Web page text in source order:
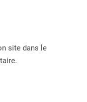
site dans le